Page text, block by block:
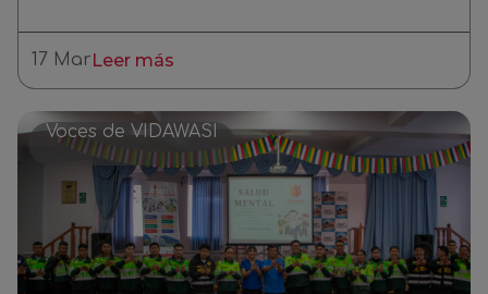
17 MarLeer más
Voces de VIDAWASI